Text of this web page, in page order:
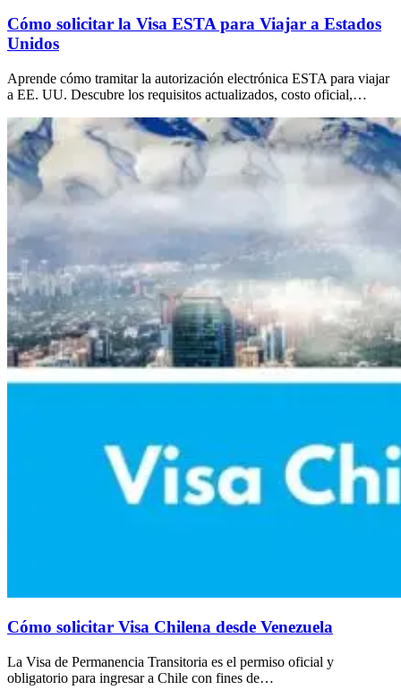
Cómo solicitar la Visa ESTA para Viajar a Estados
Unidos
Aprende cómo tramitar la autorización electrónica ESTA para viajar
a EE. UU. Descubre los requisitos actualizados, costo oficial,…
Cómo solicitar Visa Chilena desde Venezuela
La Visa de Permanencia Transitoria es el permiso oficial y
obligatorio para ingresar a Chile con fines de…